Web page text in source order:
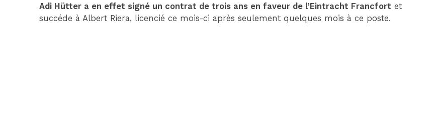
Adi Hütter a en effet signé un contrat de trois ans en faveur de l’Eintracht Francfort et
succéde à Albert Riera, licencié ce mois-ci après seulement quelques mois à ce poste.